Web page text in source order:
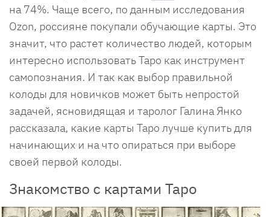
на 74%. Чаще всего, по данным исследования
Ozon, россияне покупали обучающие карты. Это
значит, что растет количество людей, которым
интересно использовать Таро как инструмент
самопознания. И так как выбор правильной
колоды для новичков может быть непростой
задачей, ясновидящая и таролог Галина Янко
рассказала, какие карты Таро лучше купить для
начинающих и на что опираться при выборе
своей первой колоды.
Знакомство с картами Таро